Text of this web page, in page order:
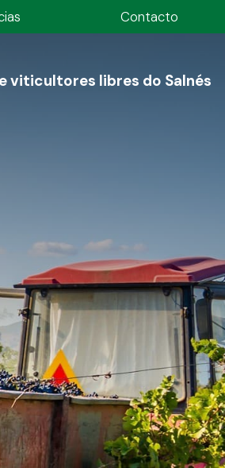
viticultores libres do Salnés
Contacto